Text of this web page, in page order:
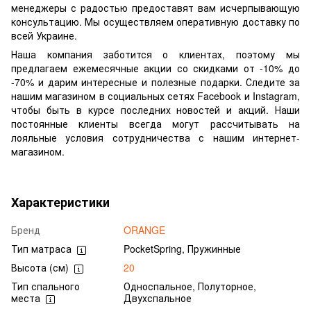
менеджеры с радостью предоставят вам исчерпывающую
консультацию. Мы осуществляем оперативную доставку по
всей Украине.
Наша компания заботится о клиентах, поэтому мы
предлагаем ежемесячные акции со скидками от -10% до
-70% и дарим интересные и полезные подарки. Следите за
нашим магазином в социальных сетях Facebook и Instagram,
чтобы быть в курсе последних новостей и акций. Наши
постоянные клиенты всегда могут рассчитывать на
лояльные условия сотрудничества с нашим интернет-
магазином.
Характеристики
Бренд
ORANGE
Тип матраса
PocketSpring, Пружинные
Высота (см)
20
Тип спального
места
Односпальное, Полуторное,
Двухспальное